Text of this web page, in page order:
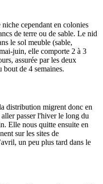
cependant en colonies
de terre ou de sable. Le nid
le sol meuble (sable,
juin, elle comporte 2 à 3
assurée par les deux
bout de 4 semaines.
distribution migrent donc en
passer l'hiver le long du
Elle nous quitte ensuite en
sur les sites de
un peu plus tard dans le